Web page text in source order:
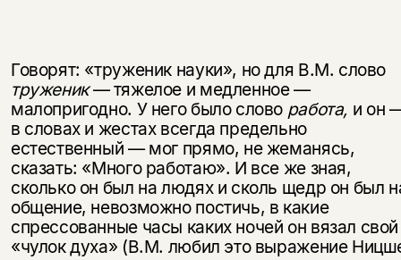
Говорят: «труженик науки», но для В.М. слово
труженик— тяжелое и мед­ленное —
малопригодно. У него было слово работа, и он
в словах и жестах всегда предельно
естественный — мог прямо, не жеманясь,
сказать: «Много работаю». И все же зная,
сколько он был на людях и сколь щедр он был
общение, невозможно постичь, в какие
спрессованные часы каких ночей он вязал свой
«чулок духа» (В.М. любил это выражение